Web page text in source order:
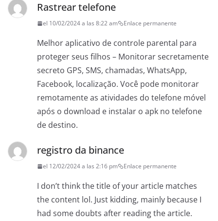
Rastrear telefone
el 10/02/2024 a las 8:22 am Enlace permanente
Melhor aplicativo de controle parental para
proteger seus filhos – Monitorar secretamente
secreto GPS, SMS, chamadas, WhatsApp,
Facebook, localização. Você pode monitorar
remotamente as atividades do telefone móvel
após o download e instalar o apk no telefone
de destino.
registro da binance
el 12/02/2024 a las 2:16 pm Enlace permanente
I don’t think the title of your article matches
the content lol. Just kidding, mainly because I
had some doubts after reading the article.